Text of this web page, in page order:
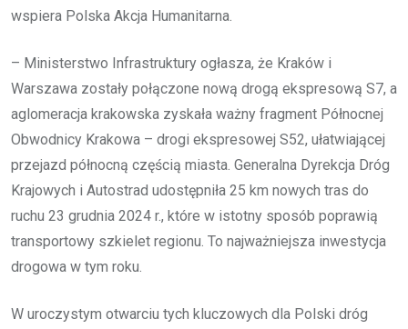
wspiera Polska Akcja Humanitarna.
– Ministerstwo Infrastruktury ogłasza, że Kraków i
Warszawa zostały połączone nową drogą ekspresową S7, a
aglomeracja krakowska zyskała ważny fragment Północnej
Obwodnicy Krakowa – drogi ekspresowej S52, ułatwiającej
przejazd północną częścią miasta. Generalna Dyrekcja Dróg
Krajowych i Autostrad udostępniła 25 km nowych tras do
ruchu 23 grudnia 2024 r., które w istotny sposób poprawią
transportowy szkielet regionu. To najważniejsza inwestycja
drogowa w tym roku.
W uroczystym otwarciu tych kluczowych dla Polski dróg